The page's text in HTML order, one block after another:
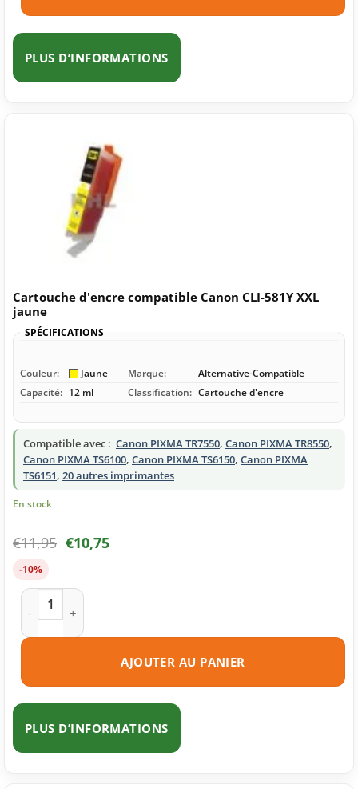
PLUS D’INFORMATIONS
Cartouche d'encre compatible Canon CLI-581Y XXL
jaune
SPÉCIFICATIONS
Couleur: Jaune Marque:
Alternative-Compatible
Capacité: 12 ml Classification: Cartouche d'encre
Compatible avec : Canon PIXMA TR7550, Canon PIXMA TR8550,
Canon PIXMA TS6100, Canon PIXMA TS6150, Canon PIXMA
TS6151, 20 autres imprimantes
En stock
€11,95 €10,75
-10%
quantité de Cartouche d'encre compatible Canon CLI-581Y
AJOUTER AU PANIER
PLUS D’INFORMATIONS